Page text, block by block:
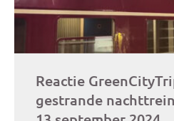
Reactie
gestrande